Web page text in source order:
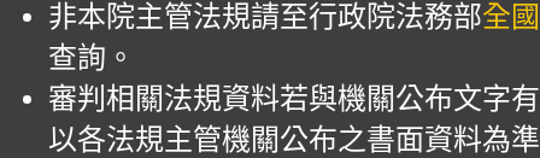
非本院主管法規請至行政院法務部全
查詢。
審判相關法規資料若與機關公布文字
以各法規主管機關公布之書面資料為